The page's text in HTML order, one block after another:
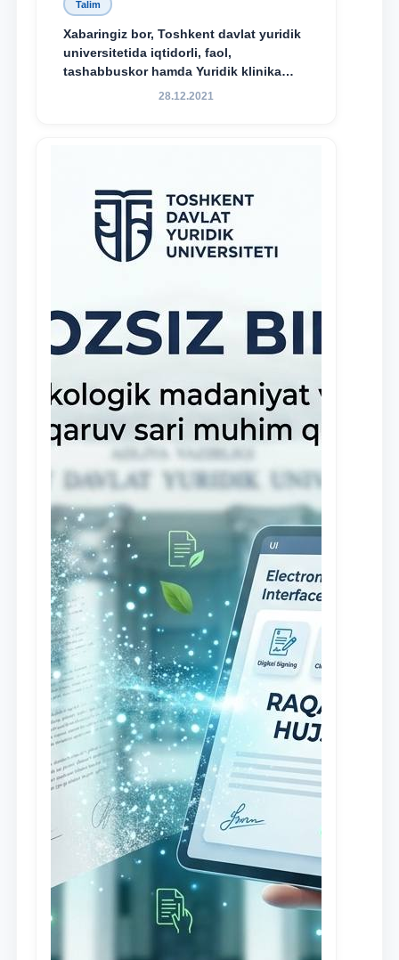
Talim
Xabaringiz bor, Toshkent davlat yuridik
universitetida iqtidorli, faol,
tashabbuskor hamda Yuridik klinika
faoliyatida o‘z bilim va ko‘nikmalarini
28.12.2021